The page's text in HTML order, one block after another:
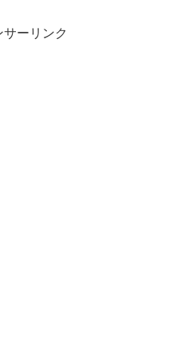
サーリンク